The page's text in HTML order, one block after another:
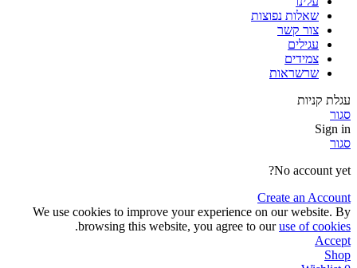
שאלות נפוצות
צור קשר
עגילים
צמידים
שרשראות
עגלת קניות
סגור
Sign in
סגור
No account yet?
Create an Account
We use cookies to improve your experience on our website. By
browsing this website, you agree to ouruse of cookies
.
Accept
Shop